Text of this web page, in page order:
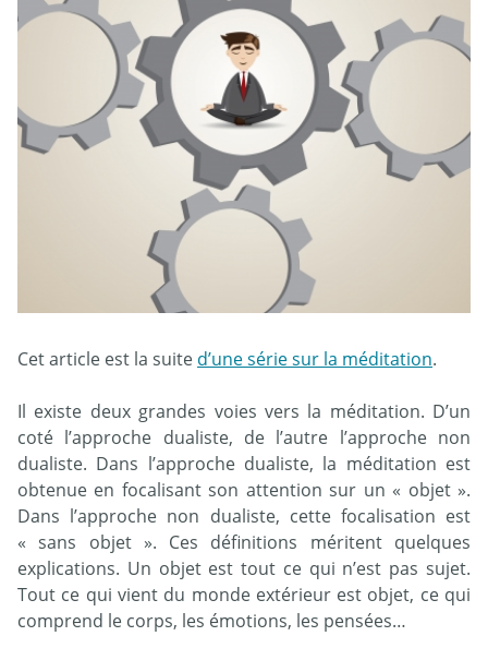
Cet article est la suite d’une série sur la méditation.
Il existe deux grandes voies vers la méditation. D’un
coté l’approche dualiste, de l’autre l’approche non
dualiste. Dans l’approche dualiste, la méditation est
obtenue en focalisant son attention sur un « objet ».
Dans l’approche non dualiste, cette focalisation est
« sans objet ». Ces définitions méritent quelques
explications. Un objet est tout ce qui n’est pas sujet.
Tout ce qui vient du monde extérieur est objet, ce qui
comprend le corps, les émotions, les pensées…